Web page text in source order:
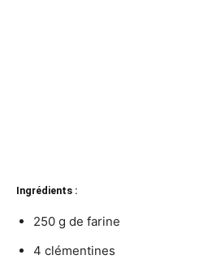
Ingrédients :
250 g de farine
4 clémentines